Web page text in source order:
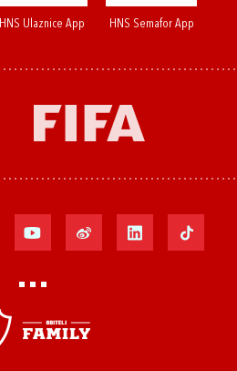
HNS Ulaznice App HNS Semafor App